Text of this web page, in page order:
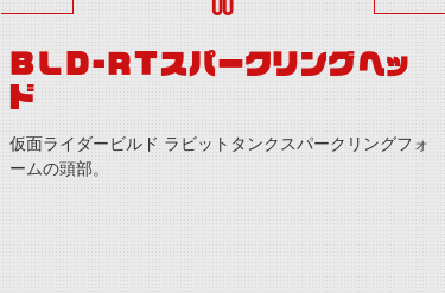
BLD-RTスパークリングヘッ
ド
仮面ライダービルド ラビットタンクスパークリングフォ
ームの頭部。